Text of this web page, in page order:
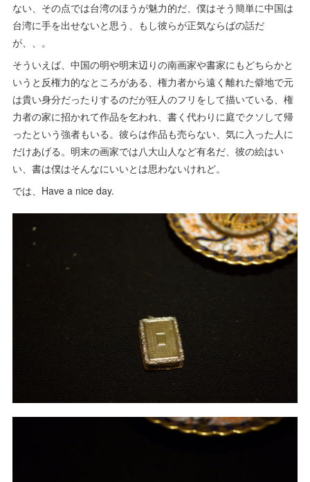
ない、その点では台湾のほうが魅力的だ、僕はそう簡単に中国は
台湾に手を出せないと思う、もし彼らが正気ならばの話だ
が、、。
そういえば、中国の明や明末辺りの南画家や書家にもどちらかと
いうと反権力的なところがある、権力者から遠く離れた僻地で元
は貴い身分だったりするのだが狂人のフリをして描いている、権
力者の家に招かれて作品を乞われ、書く代わりに庭でクソして帰
ったという強者もいる。彼らは作品も売らない、気に入った人に
だけあげる。明末の画家では八大山人など有名だ、彼の絵はい
い、書は僕はそんなにいいとは思わないけれど。
では、Have a nice day.